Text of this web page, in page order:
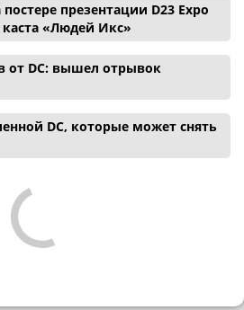
презентации D23 Expo
«Людей Икс»
от DC: вышел отрывок
DC, которые может снять